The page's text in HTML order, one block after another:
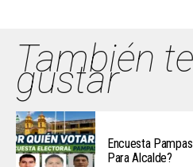
También
gustar
Encuesta
Para Alcalde?